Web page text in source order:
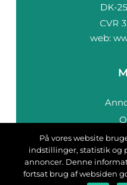
web:
På vores website
indstillinger, statistik og
annoncer. Denne
fortsat brug af websiden